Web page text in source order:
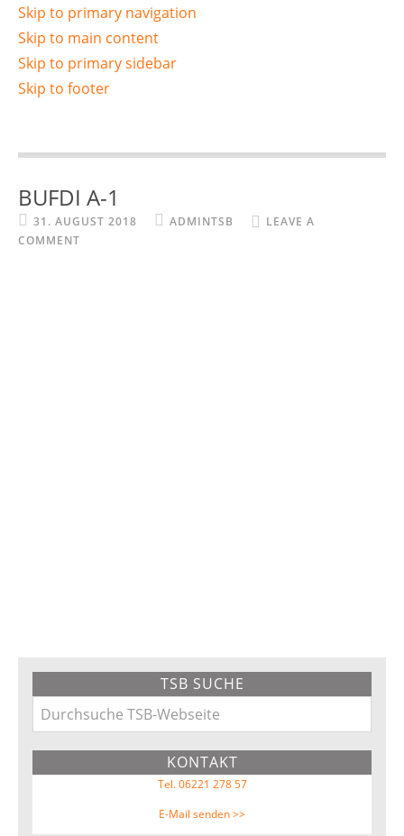
Skip to primary navigation
Skip to main content
Skip to primary sidebar
Skip to footer
BUFDI A-1
31. AUGUST 2018 ADMINTSB
LEAVE A
COMMENT
Sidebar
TSB SUCHE
Durchsuche
TSB-
KONTAKT
Tel. 06221 278 57
E-Mail senden >>